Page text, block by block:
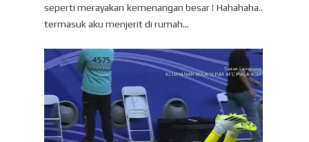
seperti merayakan kemenangan besar ! Hahahaha..
termasuk aku menjerit di rumah...